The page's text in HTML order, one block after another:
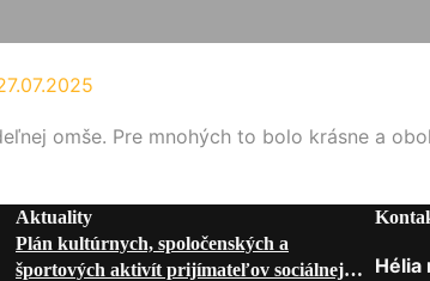
omše. Pre mnohých to bolo krásne a
Aktuality
Plán kultúrnych, spoločenských a
športových aktivít prijímateľov sociálnej
Hélia